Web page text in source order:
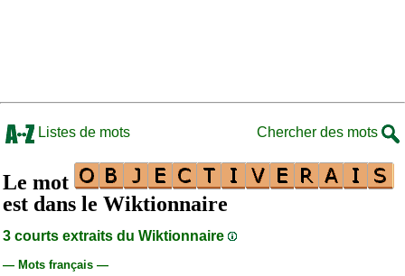
Listes de mots Chercher des mots
Le mot
est dans le Wiktionnaire
3 courts extraits du Wiktionnaire
— Mots français —